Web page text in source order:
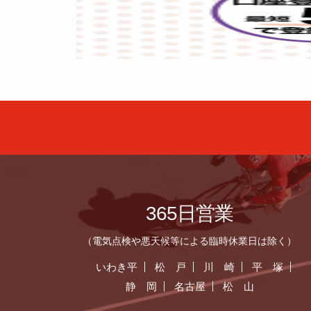
365日営業
（電気点検や悪天候等による臨時休業日は除く）
いわき平 松 戸 川 崎
平 塚
静 岡
名古屋 松 山